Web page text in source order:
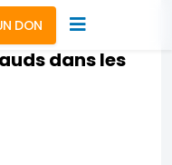
DON
dans les